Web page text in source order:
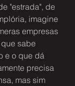
"estrada", de
imagine
empresas
sabe
e o que dá
precisa
mas sim